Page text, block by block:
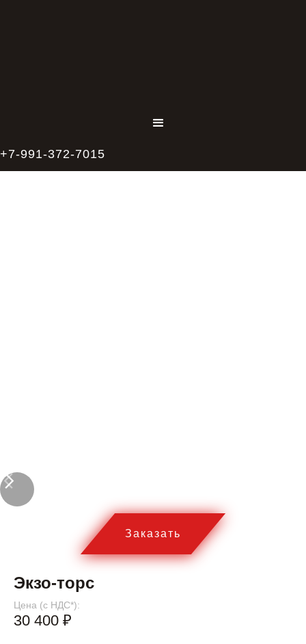
+7-991-372-7015
Заказать
Экзо-торс
Цена (c НДС*):
30 400 ₽